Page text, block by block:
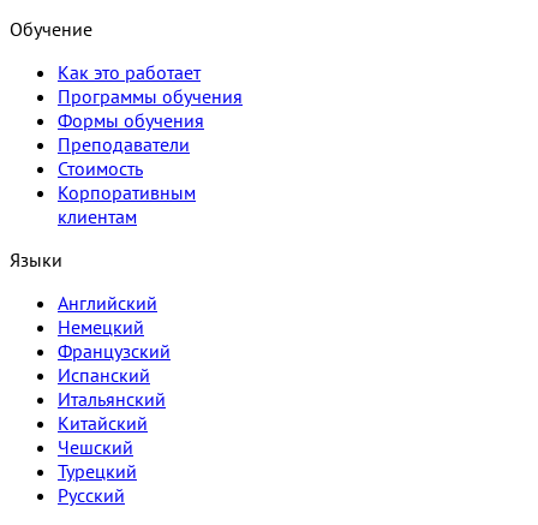
Обучение
Как это работает
Программы обучения
Формы обучения
Преподаватели
Стоимость
Корпоративным
клиентам
Языки
Английский
Немецкий
Французский
Испанский
Итальянский
Китайский
Чешский
Турецкий
Русский